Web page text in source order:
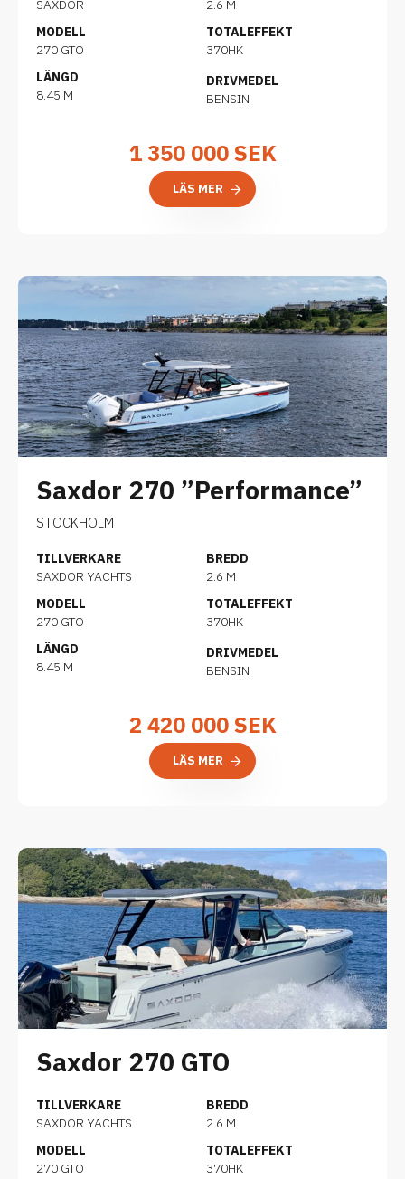
SAXDOR
MODELL
270 GTO
LÄNGD
8.45 M
2.6 M
TOTALEFFEKT
370HK
DRIVMEDEL
BENSIN
1 350 000SEK
LÄS MER
Saxdor 270 ”Performance”
STOCKHOLM
TILLVERKARE
SAXDOR YACHTS
MODELL
270 GTO
LÄNGD
8.45 M
BREDD
2.6 M
TOTALEFFEKT
370HK
DRIVMEDEL
BENSIN
2 420 000SEK
LÄS MER
Saxdor 270 GTO
TILLVERKARE
SAXDOR YACHTS
MODELL
270 GTO
BREDD
2.6 M
TOTALEFFEKT
370HK